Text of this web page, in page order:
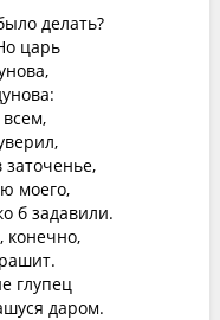
царь
моего,
б задавили.
конечно,
глупец
даром.